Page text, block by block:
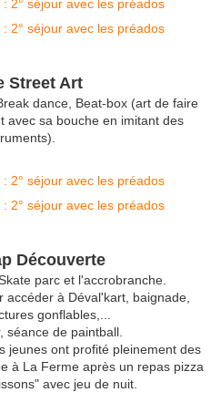
Street Art
dance, Beat-box (art de faire
avec sa bouche en imitant des
Découverte
parc et l'accrobranche.
accéder à Déval'kart, baignade,
gonflables,...
séance de paintball.
jeunes ont profité pleinement des
à La Ferme après un repas pizza
avec jeu de nuit.